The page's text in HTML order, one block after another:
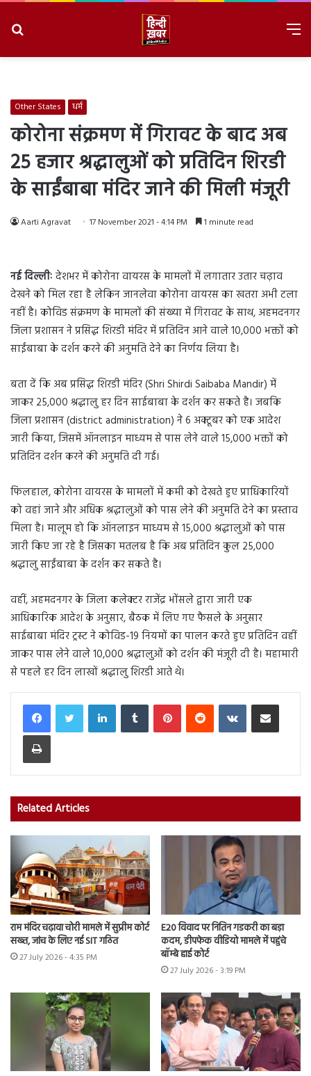
Other States धर्म
कोरोना संक्रमण में गिरावट के बाद अब
25 हजार श्रद्धालुओं को प्रतिदिन शिरडी
के साईंबाबा मंदिर जाने की मिली मंजूरी
Aarti Agravat 17 November 2021 - 4:14 PM 1 minute read
नई दिल्लीः देशभर में कोरोना वायरस के मामलों में लगातार उतार चढ़ाव
देखने को मिल रहा है लेकिन जानलेवा कोरोना वायरस का खतरा अभी टला
नहीं है। कोविड संक्रमण के मामलों की संख्या में गिरावट के साथ, अहमदनगर
जिला प्रशासन ने प्रसिद्ध शिरडी मंदिर में प्रतिदिन आने वाले 10,000 भक्तों को
साईंबाबा के दर्शन करने की अनुमति देने का निर्णय लिया है।
बता दें कि अब प्रसिद्ध शिरडी मंदिर (Shri Shirdi Saibaba Mandir) में
जाकर 25,000 श्रद्धालु हर दिन साईबाबा के दर्शन कर सकते है। जबकि
जिला प्रशासन (district administration) ने 6 अक्टूबर को एक आदेश
जारी किया, जिसमें ऑनलाइन माध्यम से पास लेने वाले 15,000 भक्तों को
प्रतिदिन दर्शन करने की अनुमति दी गई।
फिलहाल, कोरोना वायरस के मामलों में कमी को देखते हुए प्राधिकारियों
को वहां जाने और अधिक श्रद्धालुओं को पास लेने की अनुमति देने का प्रस्ताव
मिला है। मालूम हो कि ऑनलाइन माध्यम से 15,000 श्रद्धालुओं को पास
जारी किए जा रहे है जिसका मतलब है कि अब प्रतिदिन कुल 25,000
श्रद्धालु साईंबाबा के दर्शन कर सकते है।
वहीं, अहमदनगर के जिला कलेक्टर राजेंद्र भोंसले द्वारा जारी एक
आधिकारिक आदेश के अनुसार, बैठक में लिए गए फैसले के अनुसार
साईबाबा मंदिर ट्रस्ट ने कोविड-19 नियमों का पालन करते हुए प्रतिदिन वहीं
जाकर पास लेने वाले 10,000 श्रद्धालुओं को दर्शन की मंजूरी दी है। महामारी
से पहले हर दिन लाखों श्रद्धालु शिरडी आते थे।
LinkedInTumblr PinterestReddit VKontakteShare via Email
Print
Related Articles
राम मंदिर चढ़ावा चोरी मामले में सुप्रीम कोर्ट
सख्त, जांच के लिए नई SIT गठित
27 July 2026 - 4:35 PM
E20 विवाद पर नितिन गडकरी का बड़ा
कदम, डीपफेक वीडियो मामले में पहुंचे
बॉम्बे हाई कोर्ट
27 July 2026 - 3:19 PM